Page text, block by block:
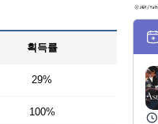
획득률
29%
100%